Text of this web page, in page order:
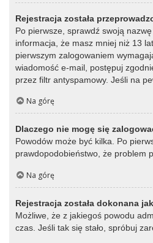
Rejestracja została
Po pierwsze, sprawdź swoją
informacja, że masz mniej niż 13
pierwszym zalogowaniem
wiadomość e-mail, postępuj
przez filtr antyspamowy. Jeśli na
Na górę
Dlaczego nie mogę się
Powodów może być kilka. Po
prawdopodobieństwo, że problem
Na górę
Rejestracja została dokonana
Możliwe, że z jakiegoś powodu
czas. Jeśli tak się stało, spróbuj